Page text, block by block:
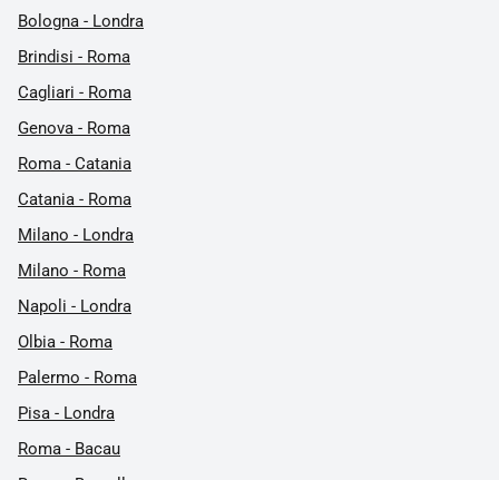
Bologna - Londra
Brindisi - Roma
Cagliari - Roma
Genova - Roma
Roma - Catania
Catania - Roma
Milano - Londra
Milano - Roma
Napoli - Londra
Olbia - Roma
Palermo - Roma
Pisa - Londra
Roma - Bacau